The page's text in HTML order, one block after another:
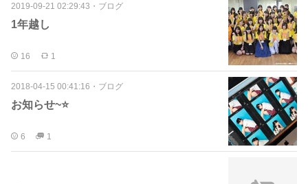
2019-09-21 02:29:43 ・ ブログ
1年越し
16 1
2018-04-15 00:41:16 ・ ブログ
お知らせ~⭐️
6 1